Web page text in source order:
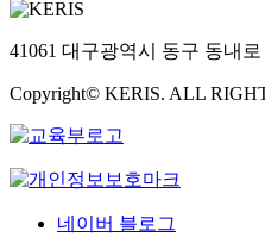
41061 대구광역시 동구 동내
Copyright© KERIS. ALL
네이버 블로그